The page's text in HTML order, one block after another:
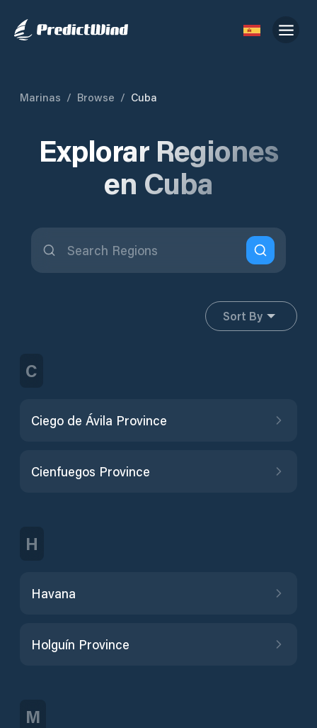
Marinas / Browse / Cuba
Explorar Regiones
en Cuba
Sort By
C
Ciego de Ávila Province
Cienfuegos Province
H
Havana
Holguín Province
M